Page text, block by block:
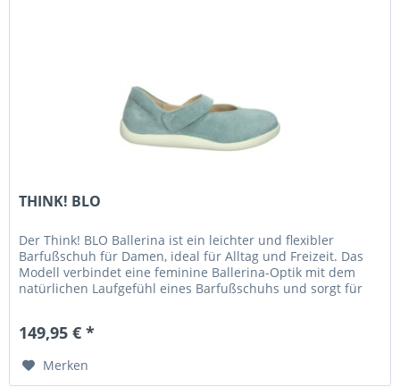
THINK! BLO
Der Think! BLO Ballerina ist ein leichter und flexibler
Barfußschuh für Damen, ideal für Alltag und Freizeit. Das
Modell verbindet eine feminine Ballerina-Optik mit dem
natürlichen Laufgefühl eines Barfußschuhs und sorgt für
149,95 € *
Merken